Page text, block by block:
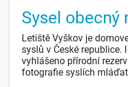
Sysel obecný
Letiště Vyškov je
syslů v České republice.
vyhlášeno přírodní
fotografie syslích